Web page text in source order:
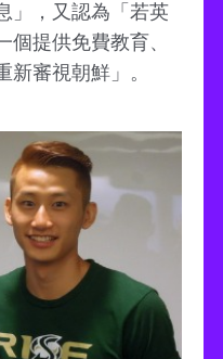
」，又認為「若英
個提供免費教育、
新審視朝鮮」。